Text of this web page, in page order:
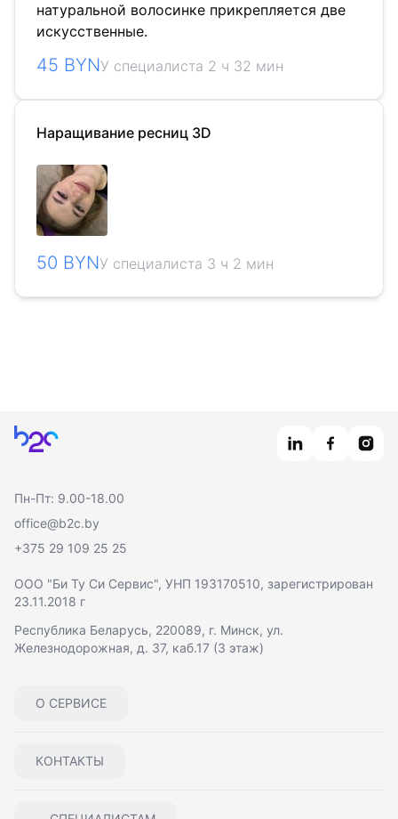
натуральной волосинке прикрепляется две
искусственные.
45 BYNУ специалиста 2 ч 32 мин
Наращивание ресниц 3D
50 BYNУ специалиста 3 ч 2 мин
Главная
Пн-Пт: 9.00-18.00
office@b2c.by
+375 29 109 25 25
О СЕРВИСЕ
КОНТАКТЫ
ООО "Би Ту Си Сервис", УНП 193170510, зарегистрирован
23.11.2018 г
Республика Беларусь, 220089, г. Минск, ул.
Железнодорожная, д. 37, каб.17 (3 этаж)